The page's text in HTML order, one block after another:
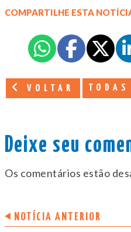
COMPARTILHE ESTA
VOLTAR
Deixe seu
Os comentários estão
NOTÍCIA ANTERIOR